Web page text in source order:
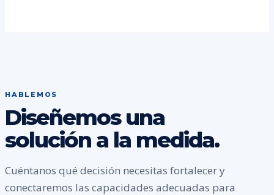
HABLEMOS
Diseñemos una
solución a la medida.
Cuéntanos qué decisión necesitas fortalecer y
conectaremos las capacidades adecuadas para